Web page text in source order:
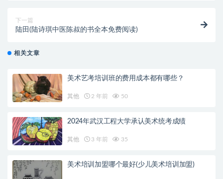
下一篇
陆田(陆诗琪中医陈叔的书全本免费阅读)
相关文章
美术艺考培训班的费用成本都有哪些？
其他 2 年前 50
2024年武汉工程大学承认美术统考成绩
其他 3 年前 35
美术培训加盟哪个最好(少儿美术培训加盟)